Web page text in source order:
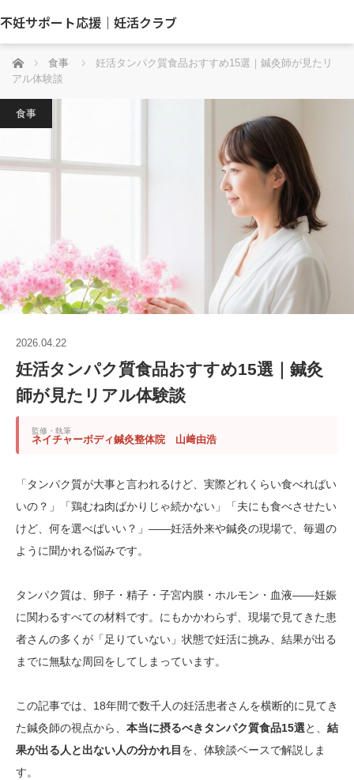
不妊サポート応援｜妊活クラブ
ホーム 食事
妊活タンパク質食品おすすめ15選｜鍼灸師が見たリ
アル体験談
食事
2026.04.22
妊活タンパク質食品おすすめ15選｜鍼灸
師が見たリアル体験談
監修・執筆
ネイチャーボディ鍼灸整体院 山﨑由浩
「タンパク質が大事と言われるけど、実際どれくらい食べればい
いの？」「鶏むね肉ばかりじゃ続かない」「夫にも食べさせたい
けど、何を選べばいい？」——妊活外来や鍼灸の現場で、毎週の
ように聞かれる悩みです。
タンパク質は、卵子・精子・子宮内膜・ホルモン・血液——妊娠
に関わるすべての材料です。にもかかわらず、現場で見てきた患
者さんの多くが「足りていない」状態で妊活に挑み、結果が出る
までに無駄な周回をしてしまっています。
この記事では、18年間で数千人の妊活患者さんを横断的に見てき
た鍼灸師の視点から、 本当に摂るべきタンパク質食品15選と、 結
果が出る人と出ない人の分かれ目 を、体験談ベースで解説しま
す。